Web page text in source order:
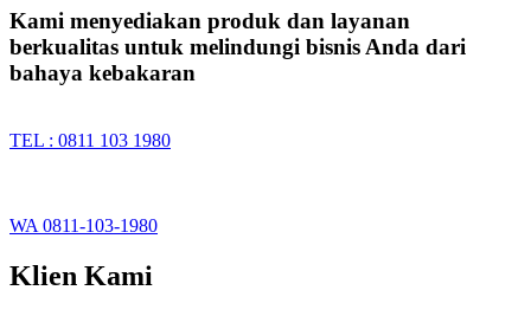
Kami menyediakan produk dan layanan
berkualitas untuk melindungi bisnis Anda dari
bahaya kebakaran
TEL : 0811 103 1980
WA 0811-103-1980
Klien Kami